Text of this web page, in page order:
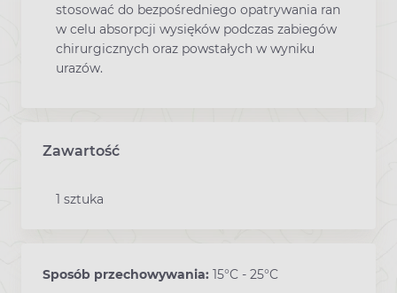
stosować do bezpośredniego opatrywania ran
w celu absorpcji wysięków podczas zabiegów
chirurgicznych oraz powstałych w wyniku
urazów.
Zawartość
1 sztuka
Sposób przechowywania: 15°C - 25°C